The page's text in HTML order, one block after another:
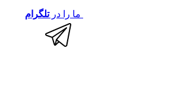
ما را درتلگرام